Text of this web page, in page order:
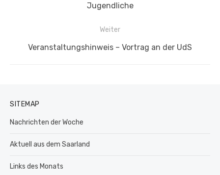
Jugendliche
Weiter
Nächster
Veranstaltungshinweis – Vortrag an der UdS
SITEMAP
Nachrichten der Woche
Aktuell aus dem Saarland
Links des Monats